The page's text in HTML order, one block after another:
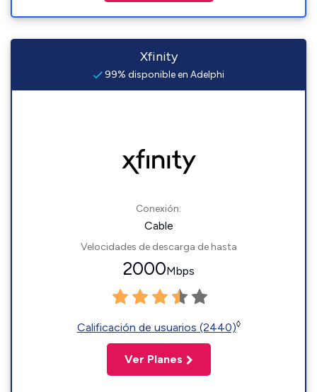
Xfinity
99% disponible en Adelphi
Conexión:
Cable
Velocidades de descarga de hasta
2000Mbps
Calificación de usuarios (2440)◊
Ver Planes